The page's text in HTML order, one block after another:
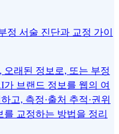
서술 진단과 교정 가이
래된 정보로, 또는 부정
브랜드 정보를 웹의 여
고, 측정·출처 추적·권위
교정하는 방법을 정리